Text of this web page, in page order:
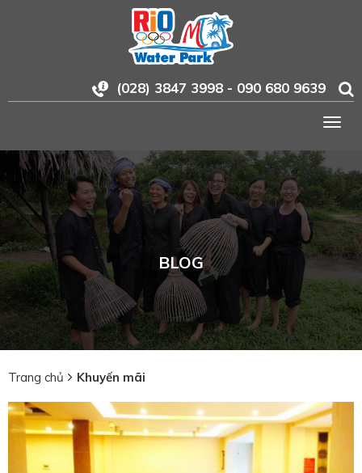
(028) 3847 3998 - 090 680 9639
BLOG
Trang chủ Khuyến mãi